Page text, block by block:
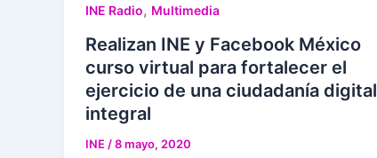
INE Radio, Multimedia
Realizan INE y Facebook México
curso virtual para fortalecer el
ejercicio de una ciudadanía digital
integral
INE /8 mayo, 2020